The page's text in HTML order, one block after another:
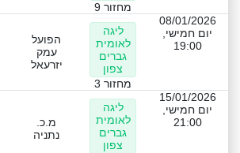
מחזור 9
08/01/2026
יום חמישי,
19:00
ליגה
לאומית
גברים
צפון
מחזור 3
הפועל
עמק
יזרעאל
15/01/2026
יום חמישי,
21:00
ליגה
לאומית
גברים
צפון
מ.כ.
נתניה